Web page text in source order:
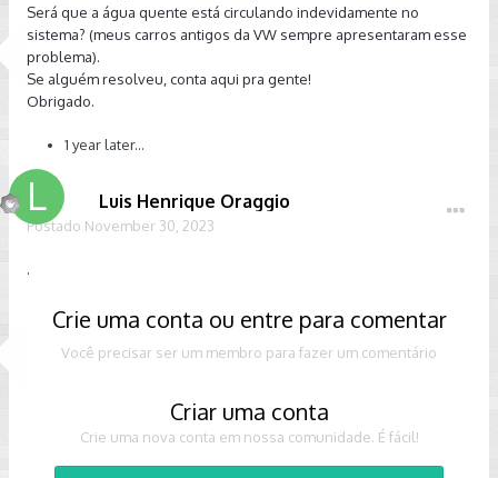
Enviado de meu SM-G9600 usando o Tapatalk
Será que a água quente está circulando indevidamente no
sistema? (meus carros antigos da VW sempre apresentaram esse
problema).
Se alguém resolveu, conta aqui pra gente!
Obrigado.
1 year later...
Luis Henrique Oraggio
Postado November 30, 2023
.
Crie uma conta ou entre para comentar
Você precisar ser um membro para fazer um comentário
Criar uma conta
Crie uma nova conta em nossa comunidade. É fácil!